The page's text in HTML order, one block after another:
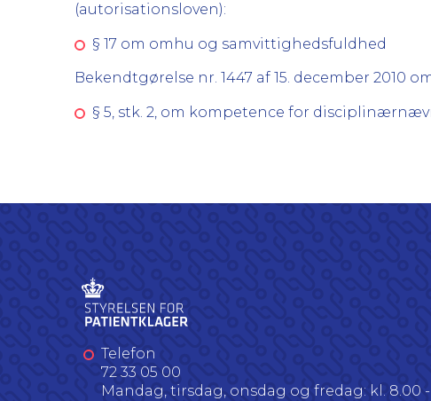
(autorisationsloven):
§ 17 om omhu og samvittighedsfuldhed
Bekendtgørelse nr. 1447 af 15. december
§ 5, stk. 2, om kompetence for
Telefon
72 33 05 00
Mandag, tirsdag, onsdag og fredag: kl. 8.00 -